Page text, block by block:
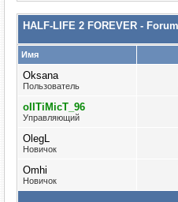
HALF-LIFE 2 FOREVER -
Имя
Oksana
Пользователь
oIITiMicT_96
Управляющий
OlegL
Новичок
Omhi
Новичок